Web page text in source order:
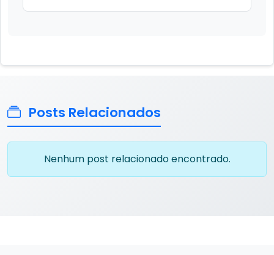
Posts Relacionados
Nenhum post relacionado encontrado.